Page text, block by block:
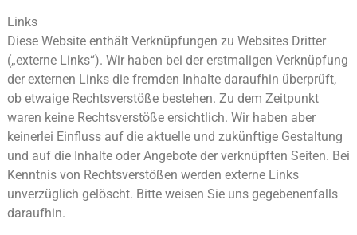
Links
Diese Website enthält Verknüpfungen zu Websites Dritter
(„externe Links“). Wir haben bei der erstmaligen Verknüpfung
der externen Links die fremden Inhalte daraufhin überprüft,
ob etwaige Rechtsverstöße bestehen. Zu dem Zeitpunkt
waren keine Rechtsverstöße ersichtlich. Wir haben aber
keinerlei Einfluss auf die aktuelle und zukünftige Gestaltung
und auf die Inhalte oder Angebote der verknüpften Seiten. Bei
Kenntnis von Rechtsverstößen werden externe Links
unverzüglich gelöscht. Bitte weisen Sie uns gegebenenfalls
daraufhin.